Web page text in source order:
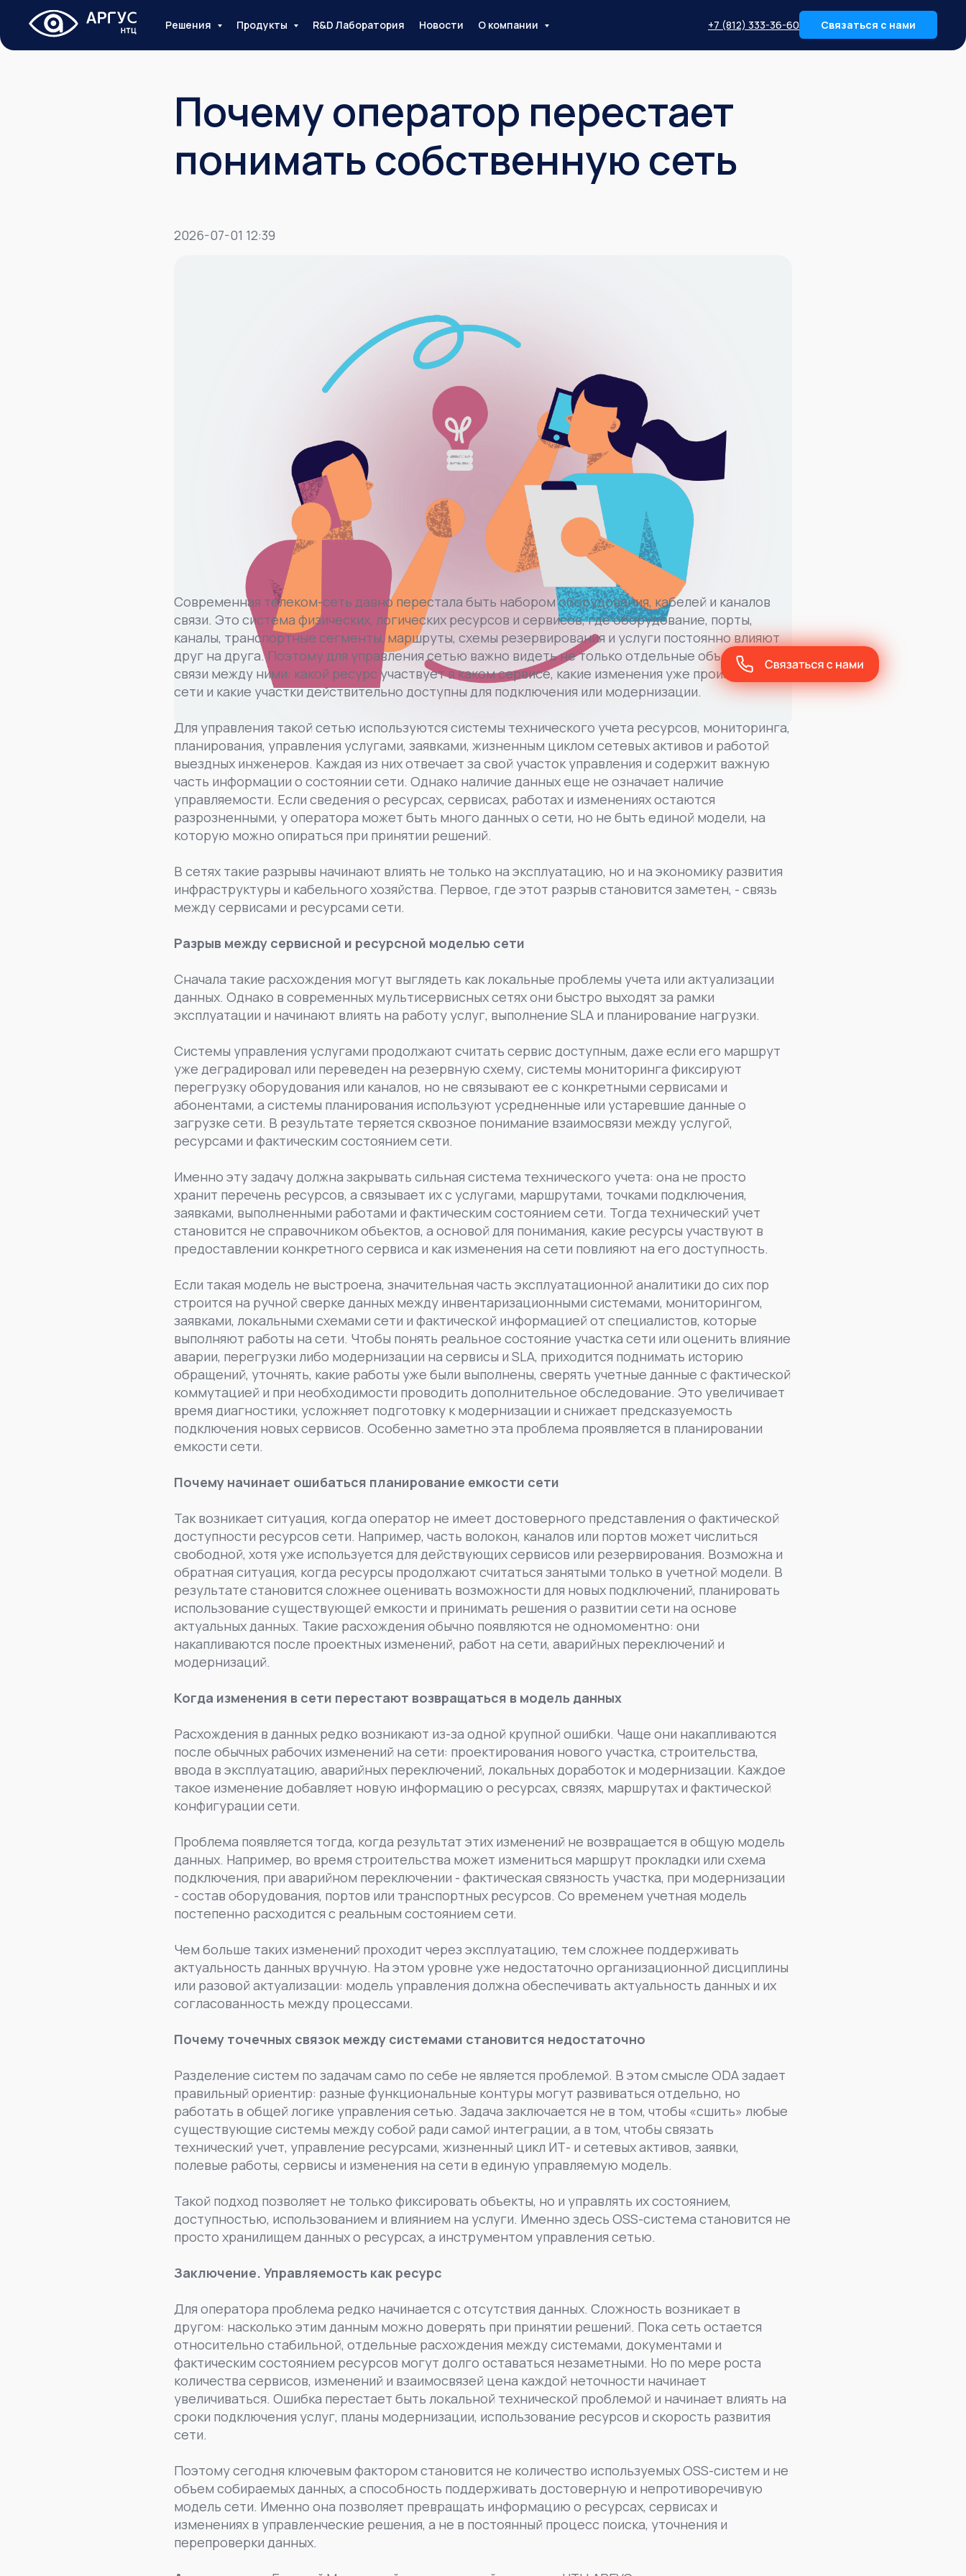
Решения Продукты R&D Лаборатория Новости О компании +7 (812) 333-36-60 Связаться с нами
Почему оператор перестает
понимать собственную сеть
2026-07-01 12:39
Современная телеком-сеть давно перестала быть набором оборудования, кабелей и каналов
связи. Это система физических, логических ресурсов и сервисов, где оборудование, порты,
каналы, транспортные сегменты, маршруты, схемы резервирования и услуги постоянно влияют
друг на друга. Поэтому для управления сетью важно видеть не только отдельные объекты, но и
связи между ними: какой ресурс участвует в каком сервисе, какие изменения уже произошли в
сети и какие участки действительно доступны для подключения или модернизации.
Для управления такой сетью используются системы технического учета ресурсов, мониторинга,
планирования, управления услугами, заявками, жизненным циклом сетевых активов и работой
выездных инженеров. Каждая из них отвечает за свой участок управления и содержит важную
часть информации о состоянии сети. Однако наличие данных еще не означает наличие
управляемости. Если сведения о ресурсах, сервисах, работах и изменениях остаются
разрозненными, у оператора может быть много данных о сети, но не быть единой модели, на
которую можно опираться при принятии решений.
В сетях такие разрывы начинают влиять не только на эксплуатацию, но и на экономику развития
инфраструктуры и кабельного хозяйства. Первое, где этот разрыв становится заметен, - связь
между сервисами и ресурсами сети.
Разрыв между сервисной и ресурсной моделью сети
Сначала такие расхождения могут выглядеть как локальные проблемы учета или актуализации
данных. Однако в современных мультисервисных сетях они быстро выходят за рамки
эксплуатации и начинают влиять на работу услуг, выполнение SLA и планирование нагрузки.
Системы управления услугами продолжают считать сервис доступным, даже если его маршрут
уже деградировал или переведен на резервную схему, системы мониторинга фиксируют
перегрузку оборудования или каналов, но не связывают ее с конкретными сервисами и
абонентами, а системы планирования используют усредненные или устаревшие данные о
загрузке сети. В результате теряется сквозное понимание взаимосвязи между услугой,
ресурсами и фактическим состоянием сети.
Именно эту задачу должна закрывать сильная система технического учета: она не просто
хранит перечень ресурсов, а связывает их с услугами, маршрутами, точками подключения,
заявками, выполненными работами и фактическим состоянием сети. Тогда технический учет
становится не справочником объектов, а основой для понимания, какие ресурсы участвуют в
предоставлении конкретного сервиса и как изменения на сети повлияют на его доступность.
Если такая модель не выстроена, значительная часть эксплуатационной аналитики до сих пор
строится на ручной сверке данных между инвентаризационными системами, мониторингом,
заявками, локальными схемами сети и фактической информацией от специалистов, которые
выполняют работы на сети. Чтобы понять реальное состояние участка сети или оценить влияние
аварии, перегрузки либо модернизации на сервисы и SLA, приходится поднимать историю
обращений, уточнять, какие работы уже были выполнены, сверять учетные данные с фактической
коммутацией и при необходимости проводить дополнительное обследование. Это увеличивает
время диагностики, усложняет подготовку к модернизации и снижает предсказуемость
подключения новых сервисов. Особенно заметно эта проблема проявляется в планировании
емкости сети.
Почему начинает ошибаться планирование емкости сети
Так возникает ситуация, когда оператор не имеет достоверного представления о фактической
доступности ресурсов сети. Например, часть волокон, каналов или портов может числиться
свободной, хотя уже используется для действующих сервисов или резервирования. Возможна и
обратная ситуация, когда ресурсы продолжают считаться занятыми только в учетной модели. В
результате становится сложнее оценивать возможности для новых подключений, планировать
использование существующей емкости и принимать решения о развитии сети на основе
актуальных данных. Такие расхождения обычно появляются не одномоментно: они
накапливаются после проектных изменений, работ на сети, аварийных переключений и
модернизаций.
Когда изменения в сети перестают возвращаться в модель данных
Расхождения в данных редко возникают из-за одной крупной ошибки. Чаще они накапливаются
после обычных рабочих изменений на сети: проектирования нового участка, строительства,
ввода в эксплуатацию, аварийных переключений, локальных доработок и модернизации. Каждое
такое изменение добавляет новую информацию о ресурсах, связях, маршрутах и фактической
конфигурации сети.
Проблема появляется тогда, когда результат этих изменений не возвращается в общую модель
данных. Например, во время строительства может измениться маршрут прокладки или схема
подключения, при аварийном переключении - фактическая связность участка, при модернизации
- состав оборудования, портов или транспортных ресурсов. Со временем учетная модель
постепенно расходится с реальным состоянием сети.
Чем больше таких изменений проходит через эксплуатацию, тем сложнее поддерживать
актуальность данных вручную. На этом уровне уже недостаточно организационной дисциплины
или разовой актуализации: модель управления должна обеспечивать актуальность данных и их
согласованность между процессами.
Почему точечных связок между системами становится недостаточно
Разделение систем по задачам само по себе не является проблемой. В этом смысле ODA задает
правильный ориентир: разные функциональные контуры могут развиваться отдельно, но
работать в общей логике управления сетью. Задача заключается не в том, чтобы «сшить» любые
существующие системы между собой ради самой интеграции, а в том, чтобы связать
технический учет, управление ресурсами, жизненный цикл ИТ- и сетевых активов, заявки,
полевые работы, сервисы и изменения на сети в единую управляемую модель.
Такой подход позволяет не только фиксировать объекты, но и управлять их состоянием,
доступностью, использованием и влиянием на услуги. Именно здесь OSS-система становится не
просто хранилищем данных о ресурсах, а инструментом управления сетью.
Заключение. Управляемость как ресурс
Для оператора проблема редко начинается с отсутствия данных. Сложность возникает в
другом: насколько этим данным можно доверять при принятии решений. Пока сеть остается
относительно стабильной, отдельные расхождения между системами, документами и
фактическим состоянием ресурсов могут долго оставаться незаметными. Но по мере роста
количества сервисов, изменений и взаимосвязей цена каждой неточности начинает
увеличиваться. Ошибка перестает быть локальной технической проблемой и начинает влиять на
сроки подключения услуг, планы модернизации, использование ресурсов и скорость развития
сети.
Поэтому сегодня ключевым фактором становится не количество используемых OSS-систем и не
объем собираемых данных, а способность поддерживать достоверную и непротиворечивую
модель сети. Именно она позволяет превращать информацию о ресурсах, сервисах и
изменениях в управленческие решения, а не в постоянный процесс поиска, уточнения и
перепроверки данных.